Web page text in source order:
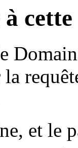
la
et le